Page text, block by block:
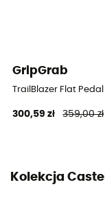
GripGrab
TrailBlazer Flat
300,59 zł 359,00 zł
Kolekcja